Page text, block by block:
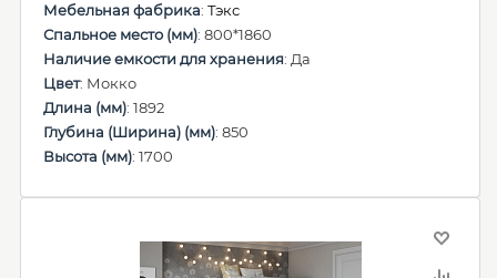
Мебельная фабрика: Тэкс
Спальное место (мм): 800*1860
Наличие емкости для хранения: Да
Цвет: Мокко
Длина (мм): 1892
Глубина (Ширина) (мм): 850
Высота (мм): 1700